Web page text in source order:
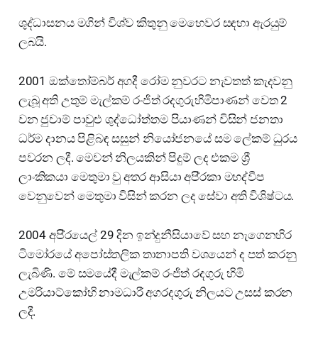
ශුද්ධාසනය මගින් විශ්ව කිතුනු මෙහෙවර සඳහා ඇරයුම්
ලබයි.
2001 ඔක්තෝම්බර් අගදී රෝම නුවරට නැවතත් කැදවනු
ලැබූ අති උතුම් මැල්කම් රංජිත් රදගුරුහිමිපාණන් වෙත 2
වන ජුවාම් පාවුළු ශුද්ධෝත්තම පියාණන් විසින් ජනතා
ධර්ම දානය පිළිබඳ සසුන් නියෝජනයේ සම ලේකම් ධුරය
පවරන ලදී. මෙවන් නිලයකින් පිදුම් ලද එකම ශ්‍රී
ලාංකිකයා මෙතුමා වු අතර ආසියා අපි‍්‍රකා මහද්වීප
වෙනුවෙන් මෙතුමා විසින් කරන ලද සේවා අති විශිෂ්ටය.
2004 අපි‍්‍රයෙල් 29 දින ඉන්දුනීසියාවේ සහ නැගෙනහිර
ටිමෝරයේ අපෝස්තලික තානාපති වශයෙන් ද පත් කරනු
ලැබිණි. මේ සමයේදී මැල්කම් රංජිත් රදගුරු හිමි
උමරියාට්කෝහි නාමධාරී අගරදගුරු නිලයට උසස් කරන
ලදී.